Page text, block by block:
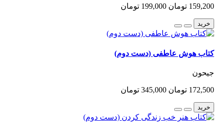
159,200 تومان 199,000 تومان
خرید
کتاب هوش عاطفی (دست دوم)
جیحون
172,500 تومان 345,000 تومان
خرید